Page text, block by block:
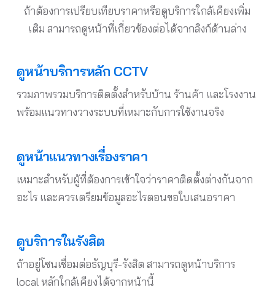
ถ้าต้องการเปรียบเทียบราคาหรือดูบริการใกล้เคียงเพิ่ม
เติม สามารถดูหน้าที่เกี่ยวข้องต่อได้จากลิงก์ด้านล่าง
ดูหน้าบริการหลัก CCTV
รวมภาพรวมบริการติดตั้งสำหรับบ้าน ร้านค้า และโรงงาน
พร้อมแนวทางวางระบบที่เหมาะกับการใช้งานจริง
ดูหน้าแนวทางเรื่องราคา
เหมาะสำหรับผู้ที่ต้องการเข้าใจว่าราคาติดตั้งต่างกันจาก
อะไร และควรเตรียมข้อมูลอะไรตอนขอใบเสนอราคา
ดูบริการในรังสิต
ถ้าอยู่โซนเชื่อมต่อธัญบุรี-รังสิต สามารถดูหน้าบริการ
local หลักใกล้เคียงได้จากหน้านี้